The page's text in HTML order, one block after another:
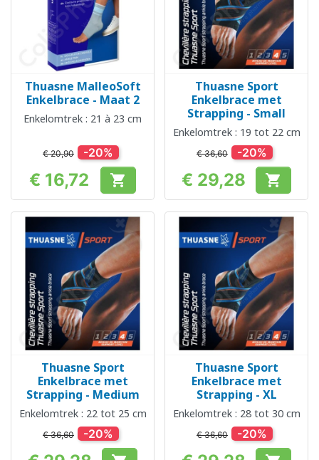
Thuasne MalleoSoft
Enkelbrace - Maat 2
Enkelomtrek : 21 à 23 cm
€ 20,90 -20%
Prijs
€ 16,72 
Thuasne Sport
Enkelbrace met
Strapping - Small
Enkelomtrek : 19 tot 22 cm
€ 36,60 -20%
Prijs
€ 29,28 
Thuasne Sport
Enkelbrace met
Strapping - Medium
Enkelomtrek : 22 tot 25 cm
€ 36,60 -20%
Thuasne Sport
Enkelbrace met
Strapping - XL
Enkelomtrek : 28 tot 30 cm
€ 36,60 -20%